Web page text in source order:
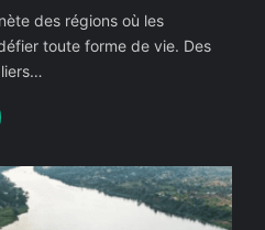
des régions où les
toute forme de vie. Des